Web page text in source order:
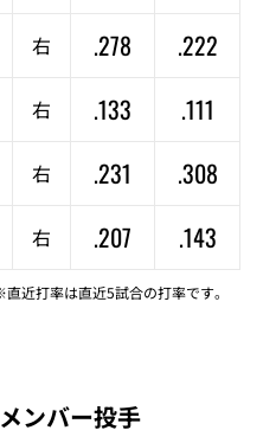
右 .278 .222
右 .133 .111
右 .231 .308
右 .207 .143
近打率は直近5試合の打率です。
ンバー投手